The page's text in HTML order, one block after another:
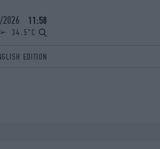
11:58
34.5°C
EDITION